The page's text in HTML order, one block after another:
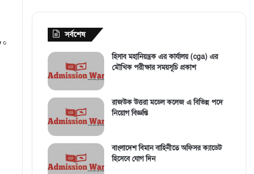
০
সর্বশেষ
হিসাব মহানিয়ন্ত্রক এর কার্যালয় (cga) এর
মৌখিক পরীক্ষার সময়সূচি প্রকাশ
রাজউক উত্তরা মডেল কলেজ এ বিভিন্ন পদে
নিয়োগ বিজ্ঞপ্তি
বাংলাদেশ বিমান বাহিনীতে অফিসর ক্যাডেট
হিসেবে যোগ দিন